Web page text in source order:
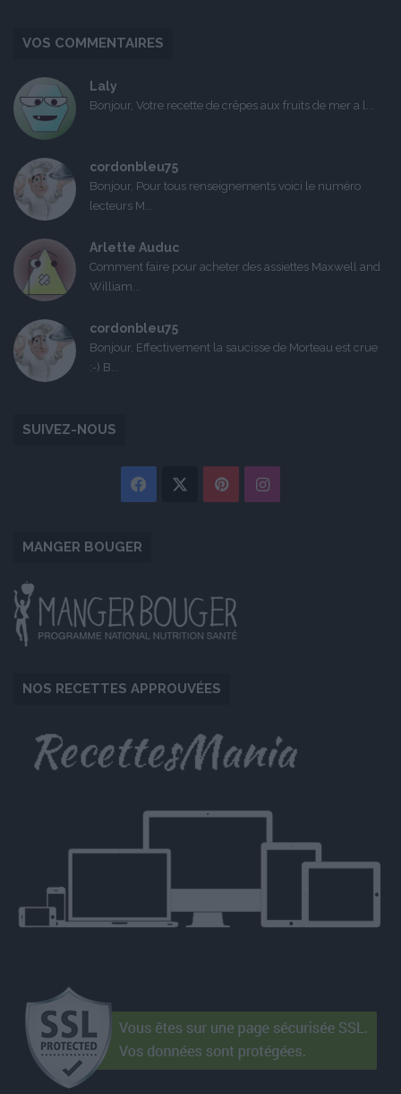
VOS COMMENTAIRES
Laly
Bonjour, Votre recette de crêpes aux fruits de mer a l...
cordonbleu75
Bonjour, Pour tous renseignements voici le numéro
lecteurs M...
Arlette Auduc
Comment faire pour acheter des assiettes Maxwell and
William...
cordonbleu75
Bonjour, Effectivement la saucisse de Morteau est crue
:-) B...
SUIVEZ-NOUS
Facebook PinterestInstagram
MANGER BOUGER
NOS RECETTES APPROUVÉES